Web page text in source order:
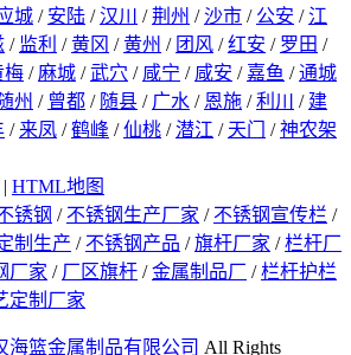
城 / 安陆 /汉川 /荆州 /沙市 / 公安 / 江
/ 监利 /黄冈 /黄州 / 团风 /红安 / 罗田 /
梅 / 麻城 /武穴 / 咸宁 / 咸安 / 嘉鱼 /通城
州 / 曾都 / 随县 / 广水 / 恩施 /利川 / 建
/ 来凤 /鹤峰 /仙桃 /潜江 / 天门 /神农架
| HTML地图
锈钢 / 不锈钢生产厂家 / 不锈钢宣传栏 /
制生产 / 不锈钢产品 /旗杆厂家 /栏杆厂
厂家 / 厂区旗杆 /金属制品厂 /栏杆护栏
定制厂家
海篮金属制品有限公司 All Rights